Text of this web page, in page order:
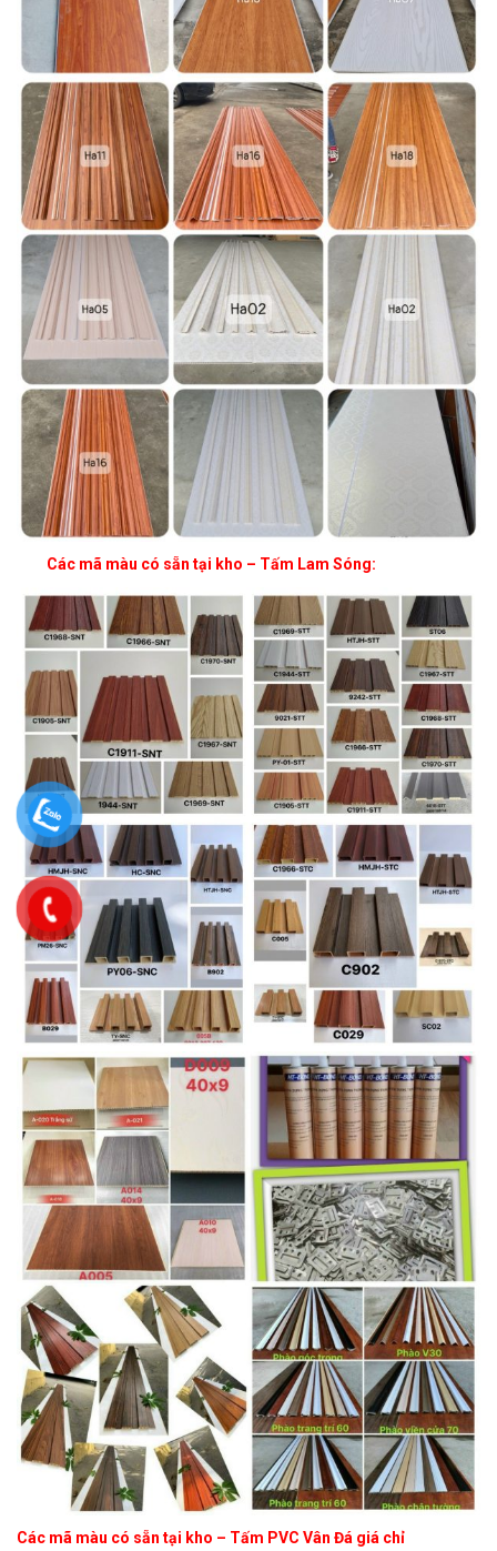
Các mã màu có sẵn tại kho – Tấm Lam Sóng:
Các mã màu có sẵn tại kho – Tấm PVC Vân Đá giá chỉ